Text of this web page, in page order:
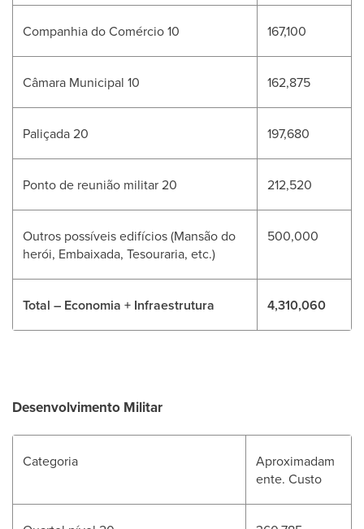
Companhia do Comércio 10 167,100
Câmara Municipal 10 162,875
Paliçada 20 197,680
Ponto de reunião militar 20 212,520
Outros possíveis edifícios (Mansão do
herói, Embaixada, Tesouraria, etc.)
500,000
Total – Economia + Infraestrutura 4,310,060
Desenvolvimento Militar
Categoria
Aproximadam
ente. Custo